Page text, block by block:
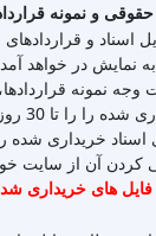
و نمونه
اسناد و
نمایش در خواهد
نمونه
را را تا 30 روز
اسناد خریداری
کردن آن از سایت